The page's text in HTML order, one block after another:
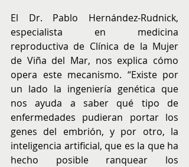
El Dr. Pablo Hernández-Rudnick,
especialista en medicina
reproductiva de Clínica de la Mujer
de Viña del Mar, nos explica cómo
opera este mecanismo. “Existe por
un lado la ingeniería genética que
nos ayuda a saber qué tipo de
enfermedades pudieran portar los
genes del embrión, y por otro, la
inteligencia artificial, que es la que ha
hecho posible ranquear los